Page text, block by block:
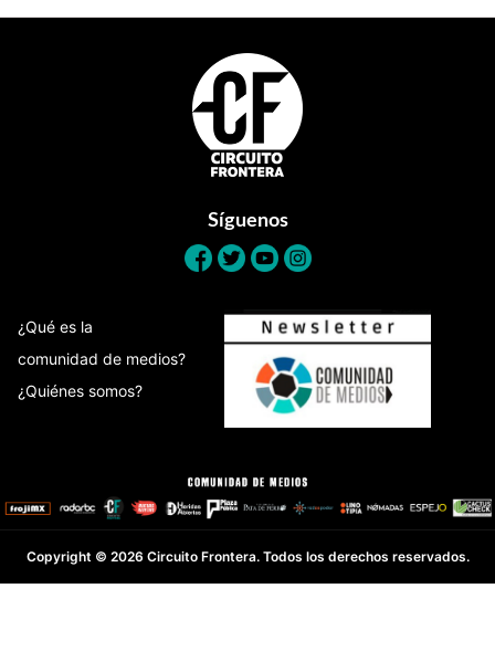
Síguenos
¿Qué es la
comunidad de medios?
¿Quiénes somos?
Copyright © 2026 Circuito Frontera. Todos los derechos reservados.